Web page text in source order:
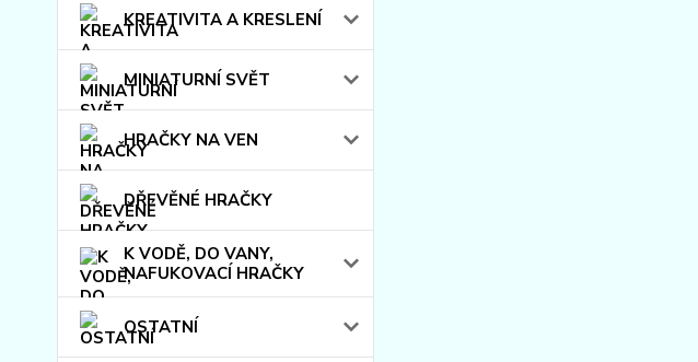
KREATIVITA A KRESLENÍ
MINIATURNÍ SVĚT
HRAČKY NA VEN
DŘEVĚNÉ HRAČKY
K VODĚ, DO VANY,
NAFUKOVACÍ HRAČKY
OSTATNÍ